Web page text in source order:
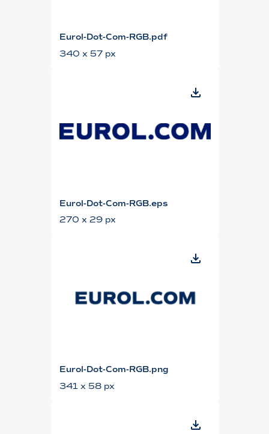
Eurol-Dot-Com-RGB.pdf
340 x 57 px
Eurol-Dot-Com-RGB.eps
270 x 29 px
Eurol-Dot-Com-RGB.png
341 x 58 px